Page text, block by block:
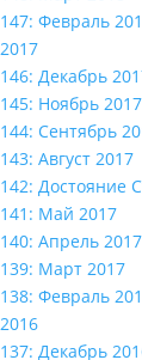
147: Февраль
2017
146: Декабрь
145: Ноябрь 2017
144: Сентябрь
143: Август 2017
142: Достояние
141: Май 2017
140: Апрель 2017
139: Март 2017
138: Февраль
2016
137: Декабрь